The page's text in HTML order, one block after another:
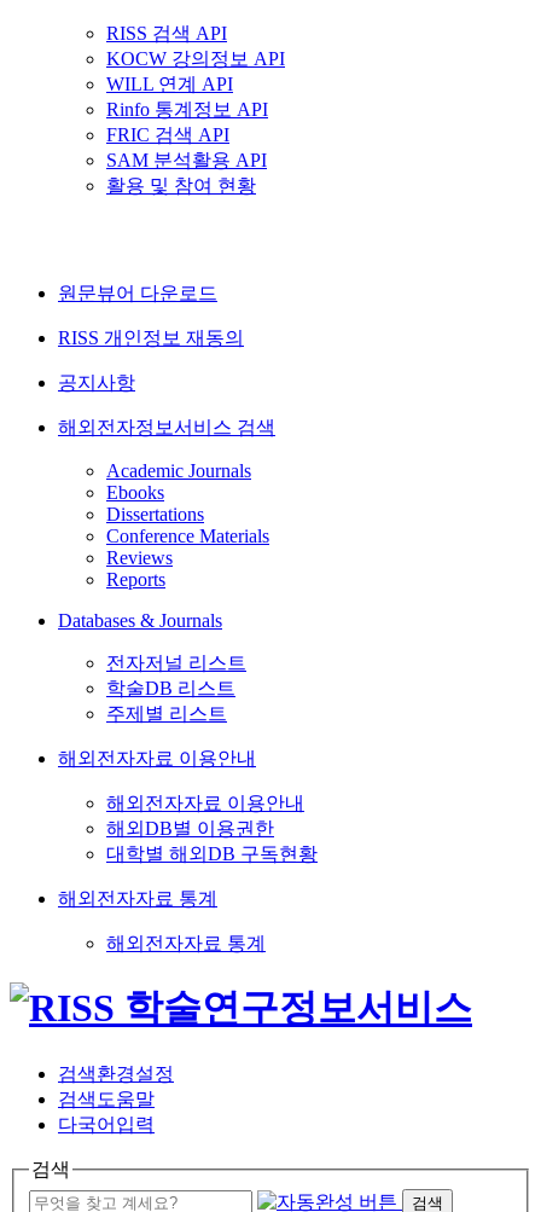
RISS 검색 API
KOCW 강의정보 API
WILL 연계 API
Rinfo 통계정보 API
FRIC 검색 API
SAM 분석활용 API
활용 및 참여 현황
원문뷰어 다운로드
RISS 개인정보 재동의
공지사항
해외전자정보서비스 검색
Academic Journals
Ebooks
Dissertations
Conference Materials
Reviews
Reports
Databases & Journals
전자저널 리스트
학술DB 리스트
주제별 리스트
해외전자자료 이용안내
해외전자자료 이용안내
해외DB별 이용권한
대학별 해외DB 구독현황
해외전자자료 통계
해외전자자료 통계
검색환경설정
검색도움말
다국어입력
검색
검색